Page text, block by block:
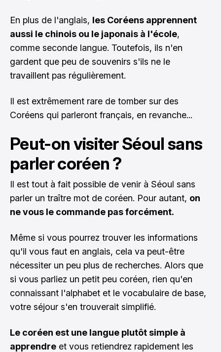
En plus de l'anglais, les Coréens apprennent
aussi le chinois ou le japonais à l'école,
comme seconde langue. Toutefois, ils n'en
gardent que peu de souvenirs s'ils ne le
travaillent pas régulièrement.
Il est extrêmement rare de tomber sur des
Coréens qui parleront français, en revanche...
Peut-on visiter Séoul sans
parler coréen ?
Il est tout à fait possible de venir à Séoul sans
parler un traître mot de coréen. Pour autant, on
ne vous le commande pas forcément.
Même si vous pourrez trouver les informations
qu'il vous faut en anglais, cela va peut-être
nécessiter un peu plus de recherches. Alors que
si vous parliez un petit peu coréen, rien qu'en
connaissant l'alphabet et le vocabulaire de base,
votre séjour s'en trouverait simplifié.
Le coréen est une langue plutôt simple à
apprendre et vous retiendrez rapidement les